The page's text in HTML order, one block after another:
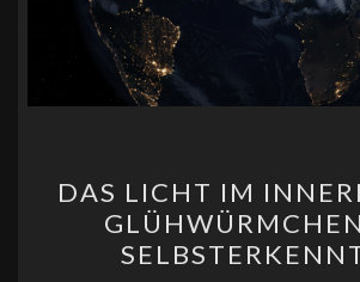
LICHT
IM
INNEREN:
DAS LICHT IM